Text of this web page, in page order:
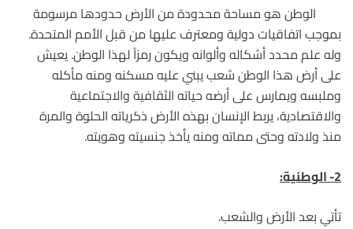
الوطن هو مساحة محدودة من الأرض حدودها مرسومة
بموجب اتفاقيات دولية ومعترف عليها من قبل الأمم المتحدة.
وله علم محدد أشكاله وألوانه ويكون رمزاً لهذا الوطن. يعيش
على أرض هذا الوطن شعب يبني عليه مسكنه ومنه مأكله
وملبسه ويمارس على أرضه حياته الثقافية والاجتماعية
والاقتصادية، يربط الإنسان بهذه الأرض ذكرياته الحلوة والمرة
منذ ولادته وحتى مماته ومنه يأخذ جنسيته وهويته.
2- الوطنية:
تأتي بعد الأرض والشعب.